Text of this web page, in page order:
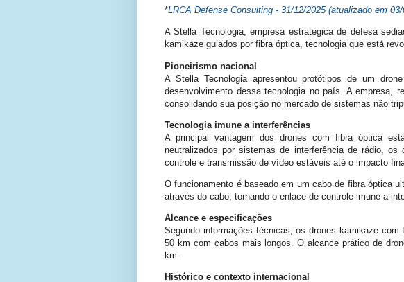
*LRCA Defense Consulting - 31/12/2025 (atualizado em
A Stella Tecnologia, empresa estratégica de defesa
kamikaze guiados por fibra óptica, tecnologia que está
Pioneirismo nacional
A Stella Tecnologia apresentou protótipos de um
desenvolvimento dessa tecnologia no país. A empresa,
consolidando sua posição no mercado de sistemas não
Tecnologia imune a interferências
A principal vantagem dos drones com fibra óptica
neutralizados por sistemas de interferência de rádio,
controle e transmissão de vídeo estáveis até o impacto
O funcionamento é baseado em um cabo de fibra óptica
através do cabo, tornando o enlace de controle imune a
Alcance e especificações
Segundo informações técnicas, os drones kamikaze
50 km com cabos mais longos. O alcance prático de
km.
Histórico e contexto internacional